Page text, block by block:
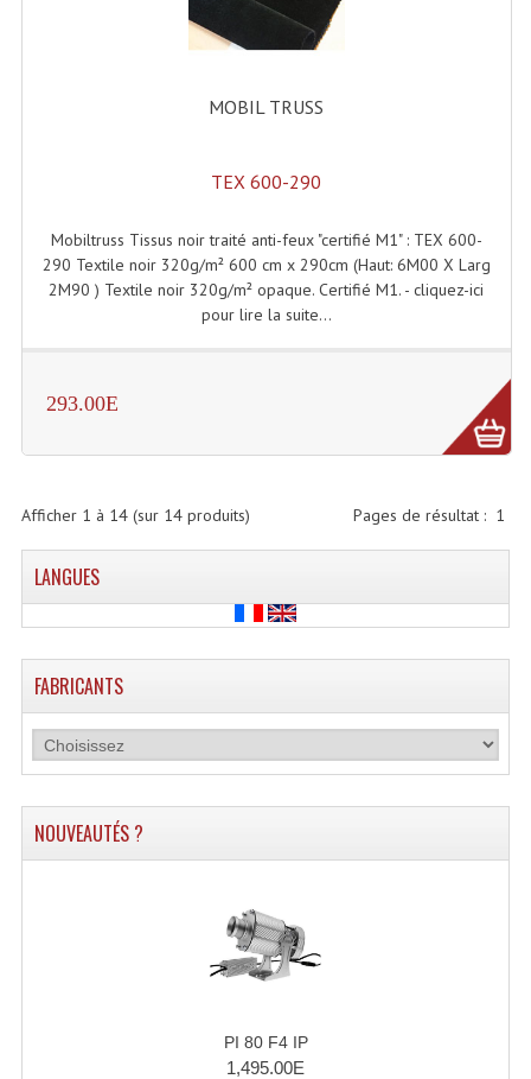
Angles Structure SC150
Angles Structure Triodéco
Cercle Monotube
Cercle Struct Carrée 290
Embases Pour Structure
Monotubes Et Angles 50mm
Pendrillon Et Ossature
Pieds De Levage
Ponts - Portiques
Praticable Et Accessoires
Structures
Structures, Angles Sd150
MOBIL TRUSS
TEX 600-290
Mobiltruss Tissus noir traité anti-feux "certifié M1" : TEX 600-
290 Textile noir 320g/m² 600 cm x 290cm (Haut: 6M00 X Larg
2M90 ) Textile noir 320g/m² opaque. Certifié M1. - cliquez-ici
pour lire la suite...
293.00E
Pages de résultat : 1
Afficher 1 à 14(sur 14produits)
LANGUES
FABRICANTS
NOUVEAUTÉS ?
PI 80 F4 IP
1,495.00E